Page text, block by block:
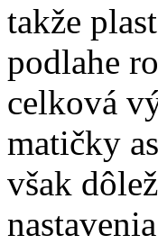
takže
podlahe
celková
matičky
však